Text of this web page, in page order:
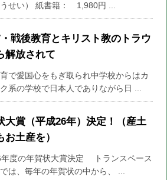
うせい） 紙書籍： 1,980円 ...
戦後教育とキリスト教のトラウ
解放されて
で愛国心をもぎ取られ中学校からはカ
ク系の学校で日本人でありながら日 ...
大賞（平成26年）決定！（産土
お土産を）
年度の年賀状大賞決定 トランスペース
は、毎年の年賀状の中から、 ...